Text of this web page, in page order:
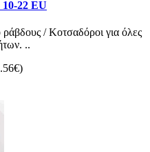
22 EU
/ Κοτσαδόροι για όλες
..